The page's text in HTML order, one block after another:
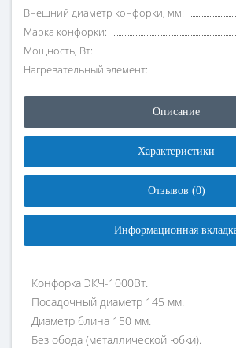
Внешний диаметр конфорки, мм:
Марка конфорки:
Мощность, Вт:
Нагревательный элемент:
Описание
Характеристики
Отзывов (0)
Информационная
Конфорка ЭКЧ-1000Вт.
Посадочный диаметр 145 мм.
Диаметр блина 150 мм.
Без обода (металлической юбки).